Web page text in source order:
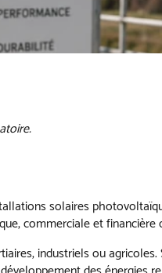
solaires
commerciale et financière
industriels ou